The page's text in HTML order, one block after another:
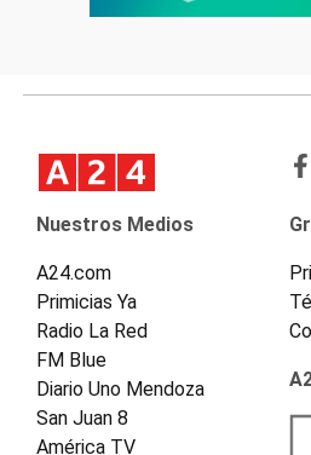
Nuestros Medios
A24.com
Primicias Ya
Radio La Red
FM Blue
Diario Uno Mendoza
San Juan 8
América TV